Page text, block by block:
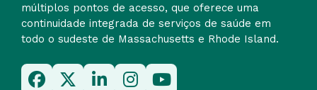
múltiplos pontos de acesso, que oferece uma
continuidade integrada de serviços de saúde em
todo o sudeste de Massachusetts e Rhode Island.